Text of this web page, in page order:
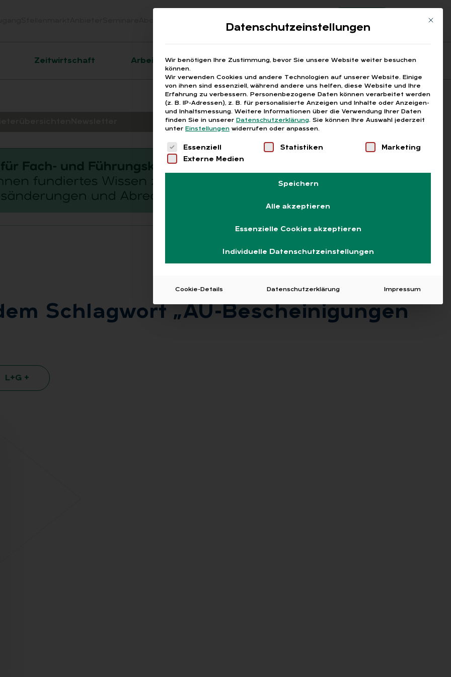
Suchen
Registrierung
Zeitwirtschaft Arbeitsrecht Fragen aus den ARGEn Printausgaben
Schlag­wort „AU-Be­schei­ni­gun­gen
L+G +
Mit
Datenschutzeinstellungen
Wir benötigen Ihre Zustimmung, bevor Sie unsere Website weiter besuchen
können.
Wir verwenden Cookies und andere Technologien auf unserer Website. Einige
von ihnen sind essenziell, während andere uns helfen, diese Website und Ihre
Erfahrung zu verbessern. Personenbezogene Daten können verarbeitet werden
(z. B. IP-Adressen), z. B. für personalisierte Anzeigen und Inhalte oder Anzeigen-
und Inhaltsmessung. Weitere Informationen über die Verwendung Ihrer Daten
finden Sie in unserer Datenschutzerklärung. Sie können Ihre Auswahl jederzeit
unter Einstellungen widerrufen oder anpassen.
Es folgt eine Liste der Service-Gruppen, für die eine
Essenziell Statistiken
Marketing
Externe Medien
Speichern
Alle akzeptieren
Essenzielle Cookies akzeptieren
Individuelle Datenschutzeinstellungen
Cookie-Details Datenschutzerklärung Impressum